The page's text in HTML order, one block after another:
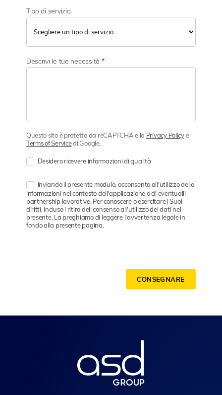
Tipo di servizio
Descrivi le tue necessità *
Questo sito è protetto da reCAPTCHA e la Privacy Policye
Terms of Servicedi Google.
Desidero ricevere informazioni di qualità
Inviando il presente modulo, acconsento all'utilizzo delle
informazioni nel contesto dell'applicazione o di eventualli
partnership lavorative. Per conoscere o esercitare i Suoi
diritti, incluso i ritiro dell consenso all'utilizzo dei dati nel
presente, La preghiamo di leggere l'avvertenza legale in
fondo alla presente pagina.
CONSEGNARE